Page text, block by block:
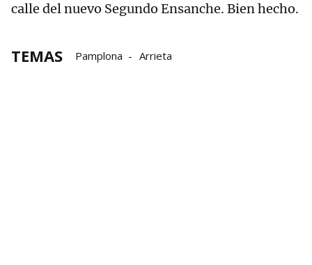
calle del nuevo Segundo Ensanche. Bien hecho.
TEMAS Pamplona Arrieta